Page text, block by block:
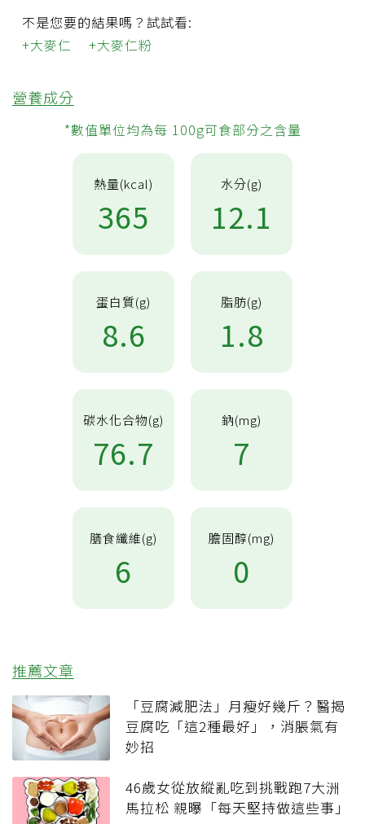
不是您要的結果嗎？試試看:
大麥仁
大麥仁粉
營養成分
*數值單位均為每 100g可食部分之含量
熱量(kcal)
365
水分(g)
12.1
蛋白質(g)
8.6
脂肪(g)
1.8
碳水化合物(g)
76.7
鈉(mg)
7
膳食纖維(g)
6
膽固醇(mg)
0
推薦文章
「豆腐減肥法」月瘦好幾斤？醫揭
豆腐吃「這2種最好」，消脹氣有
妙招
46歲女從放縱亂吃到挑戰跑7大洲
馬拉松 親曝「每天堅持做這些事」